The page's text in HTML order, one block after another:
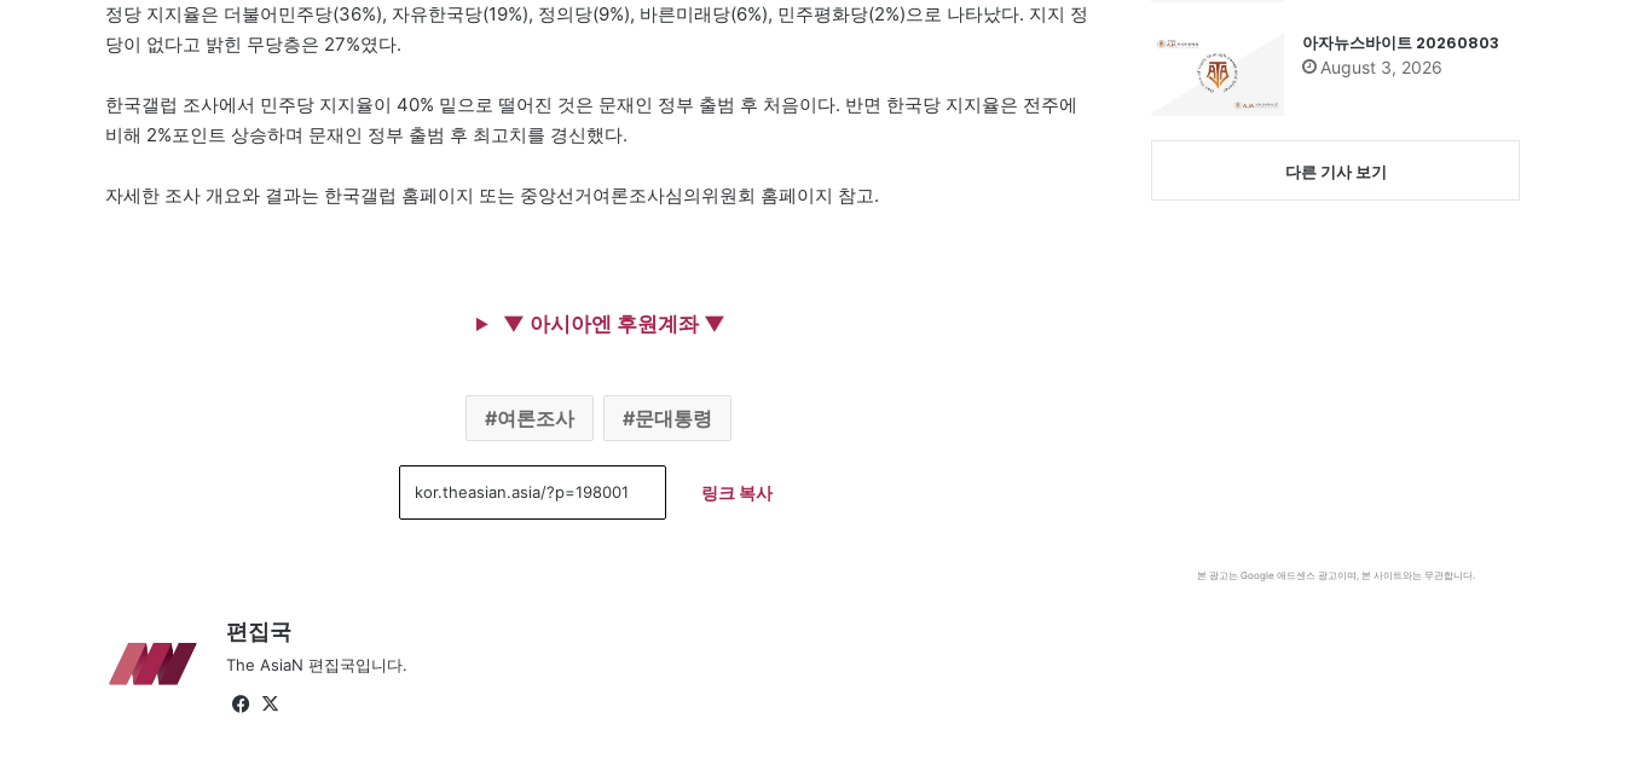
정당 지지율은 더불어민주당(36%), 자유한국당(19%), 정의당(9%), 바른미래당(6%), 민주평화당(2%)으로 나타났다. 지지 정
당이 없다고 밝힌 무당층은 27%였다.
한국갤럽 조사에서 민주당 지지율이 40% 밑으로 떨어진 것은 문재인 정부 출범 후 처음이다. 반면 한국당 지지율은 전주에
비해 2%포인트 상승하며 문재인 정부 출범 후 최고치를 경신했다.
자세한 조사 개요와 결과는 한국갤럽 홈페이지 또는 중앙선거여론조사심의위원회 홈페이지 참고.
▼ 아시아엔 후원계좌 ▼
여론조사 문대통령
링크 복사
편집국
The AsiaN 편집국입니다.
Fa
아자뉴스바이트 20260803
August 3, 2026
다른 기사 보기
본 광고는 Google 애드센스 광고이며, 본 사이트와는 무관합니다.